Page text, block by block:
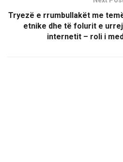
Tryezë e rrumbullakët me
etnike dhe të folurit e
internetit – roli i